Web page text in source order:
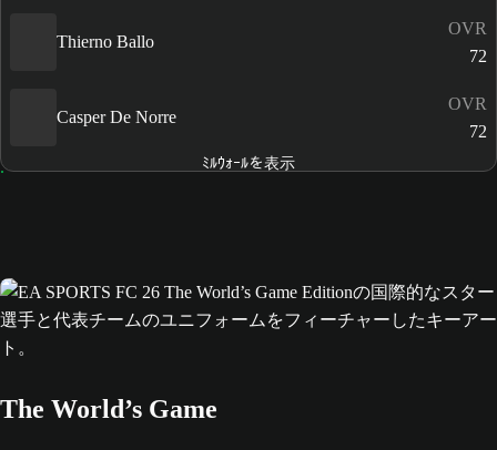
Thierno Ballo
OVR
72
Casper De Norre
OVR
72
ﾐﾙｳｫｰﾙを表示
The World’s Game